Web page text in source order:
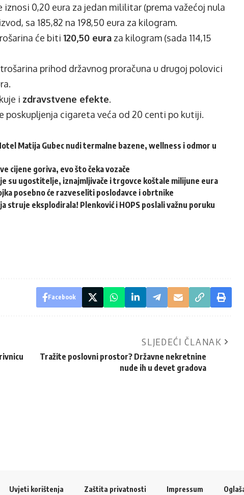
iznosi 0,20 eura za jedan mililitar (prema važećoj nula
sa 185,82 na 198,50 eura za kilogram.
će biti 120,50 eura za kilogram (sada 114,15
prihod državnog proračuna u drugoj polovici
i zdravstvene efekte.
poskupljenja cigareta veća od 20 centi po kutiji.
Matija Gubec nudi termalne bazene, wellness i odmor u
cijene goriva, evo što čeka vozače
su ugostitelje, iznajmljivače i trgovce koštale milijune eura
posebno će razveseliti poslodavce i obrtnike
struje eksplodirala! Plenković i HOPS poslali važnu poruku
Facebook
SLJEDEĆI ČLANAK
Tražite poslovni prostor? Državne nekretnine
nude ih u devet gradova
Uvjeti korištenja Zaštita privatnosti Impressum